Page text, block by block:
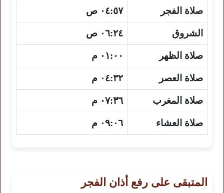
صلاة الفجر ٠٤:٥٧ ص
الشروق ٠٦:٢٤ ص
صلاة الظهر ٠١:٠٠ م
صلاة العصر ٠٤:٣٢ م
صلاة المغرب ٠٧:٣٦ م
صلاة العشاء ٠٩:٠٦ م
المتبقى على رفع أذان الفجر